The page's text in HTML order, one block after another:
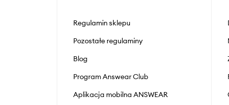
Regulamin sklepu
Pozostałe regulaminy
Blog
Program Answear Club
Aplikacja mobilna ANSWEAR